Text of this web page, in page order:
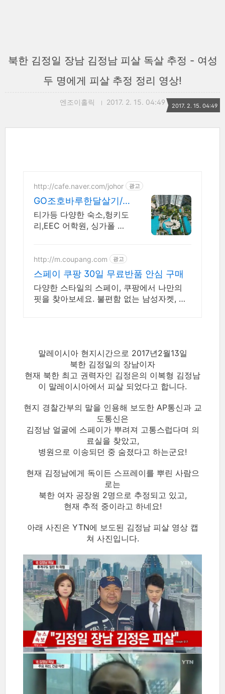
북한 김정일 장남 김정남 피살 독살 추정 - 여성
두 명에게 피살 추정 정리 영상!
엔조이홀릭 2017. 2. 15. 04:49 2017. 2. 15. 04:49
http://cafe.naver.com/johor 광고
GO조호바루한달살기/
영어캠프
티가등 다양한 숙소,헝키도
리,EEC 어학원, 싱가폴 투
http://m.coupang.com 광고
스페이 쿠팡 30일 무료반품 안심 구매
다양한 스타일의 스페이, 쿠팡에서 나만의
핏을 찾아보세요. 불편함 없는 남성자켓, 와
말레이시아 현지시간으로 2017년2월13일
북한 김정일의 장남이자
현재 북한 최고 권력자인 김정은의 이복형 김정남
이 말레이시아에서 피살 되었다고 합니다.
현지 경찰간부의 말을 인용해 보도한 AP통신과 교
도통신은
김정남 얼굴에 스페이가 뿌려져 고통스럽다며 의
료실을 찾았고,
병원으로 이송되던 중 숨졌다고 하는군요!
현재 김정남에게 독이든 스프레이를 뿌린 사람으
로는
북한 여자 공장원 2명으로 추정되고 있고,
현재 추적 중이라고 하네요!
아래 사진은 YTN에 보도된 김정남 피살 영상 캡
쳐 사진입니다.